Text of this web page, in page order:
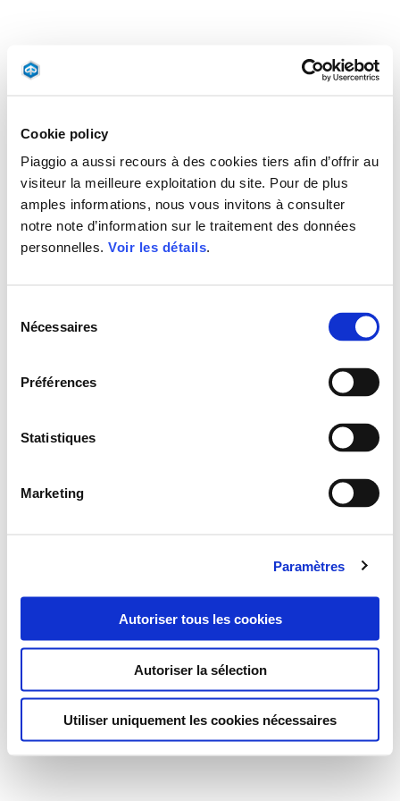
Cookie policy
Piaggio a aussi recours à des cookies tiers afin d’offrir au
visiteur la meilleure exploitation du site. Pour de plus
amples informations, nous vous invitons à consulter
notre note d’information sur le traitement des données
personnelles. Voir les détails.
Nécessaires
Préférences
Statistiques
Marketing
Paramètres
Autoriser tous les cookies
Autoriser la sélection
Utiliser uniquement les cookies nécessaires